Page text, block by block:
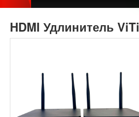
HDMI Удлинитель